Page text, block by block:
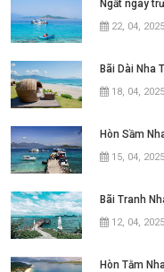
22, 04, 2025
18, 04, 2025
15, 04, 2025
Bãi Tranh
12, 04, 2025